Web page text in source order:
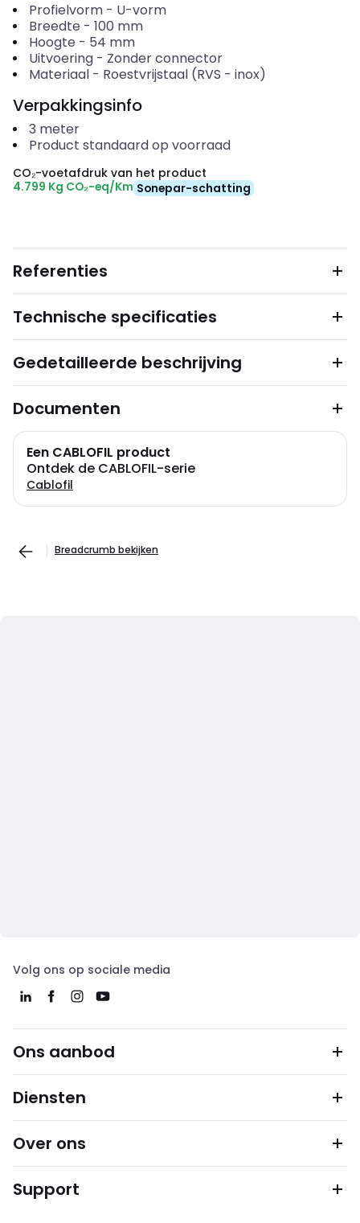
Profielvorm- U-vorm
Breedte - 100 mm
Hoogte - 54 mm
Uitvoering- Zonder connector
Materiaal- Roestvrijstaal (RVS - inox)
Verpakkingsinfo
3 meter
Product standaard op voorraad
CO₂-voetafdruk van het product
4.799 Kg CO₂-eq/Km Sonepar-schatting
Referenties
Technische specificaties
Gedetailleerde beschrijving
Documenten
Een CABLOFIL product
Ontdek de CABLOFIL-serie
Cablofil
Breadcrumb bekijken
Volg ons op sociale media
Ons aanbod
Diensten
Over ons
Support